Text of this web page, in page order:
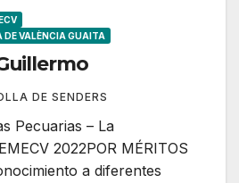
DE VALÈNCIA GUAITA
DE SENDERS
Pecuarias – La
2022POR MÉRITOS
a diferentes